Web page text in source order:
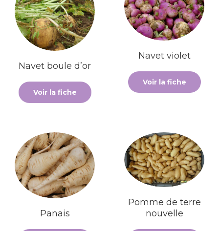
Navet boule d’or
Voir la fiche
Navet violet
Voir la fiche
Panais
Pomme de terre
nouvelle